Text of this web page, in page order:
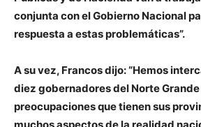
conjunta con el Gobierno Nacional
respuesta a estas problemáticas”.
A su vez, Francos dijo: “Hemos
diez gobernadores del Norte
preocupaciones que tienen sus